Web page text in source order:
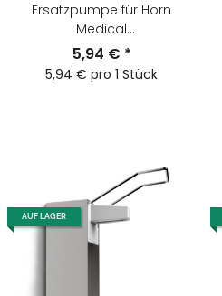
Ersatzpumpe für Horn
Medical
Desinfektionsmittel-
Spender
5,94 € *
5,94 € pro 1 Stück
AUF LAGER